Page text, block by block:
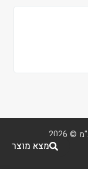
2026
מצא מוצר